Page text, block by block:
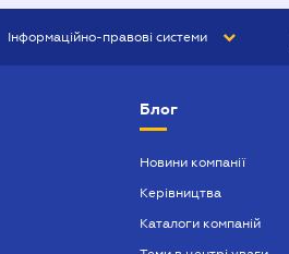
Інформаційно-правові системи
БУХГАЛТЕР ПРОФ
Блог
Новини компанії
Керівництва
Каталоги компаній